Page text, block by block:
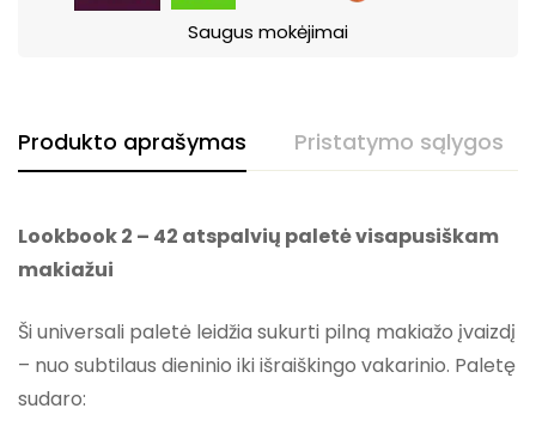
Saugus mokėjimai
Produkto aprašymas Pristatymo sąlygos
Lookbook 2 – 42 atspalvių paletė visapusiškam
makiažui
Ši universali paletė leidžia sukurti pilną makiažo įvaizdį
– nuo subtilaus dieninio iki išraiškingo vakarinio. Paletę
sudaro: